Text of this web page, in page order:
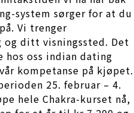
system sørger for at du
Vi trenger
ditt visningssted. Det
hos oss indian dating
kompetanse på kjøpet.
25. februar – 4.
hele Chakra-kurset nå,